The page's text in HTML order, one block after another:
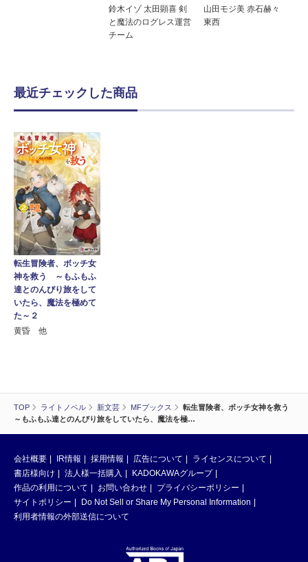
TOP ライトノベル 新文芸 MFブックス
転生冒険者、ボッチ女神を救う
～もふもふ達とのんびり旅をしていたら、魔法を極…
鈴木イゾ 太田顕喜 剣
と魔法のログレス運営
チーム
山田モジ美 赤石赫々
東西
最近チェックした商品
転生冒険者、ボッチ女
神を救う ～もふもふ
達とのんびり旅をして
いたら、魔法を極めて
た～２
黄昏 他
会社概要 IR情報 採用情報 広告について
ライセンスについて
書店様向け
法人様一括購入
KADOKAWAグループ
作品の利用について
お問い合わせ
プライバシーポリシー
サイトポリシー
Do Not Sell or Share My Personal Information
利用者情報の外部送信について